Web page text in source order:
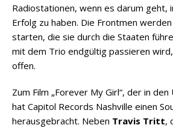
Radiostationen, wenn es darum geht,
Erfolg zu haben. Die Frontmen
starten, die sie durch die Staaten
mit dem Trio endgültig passieren
offen.
Zum Film „Forever My Girl“, der in den
hat Capitol Records Nashville einen
herausgebracht. Neben Travis Tritt,